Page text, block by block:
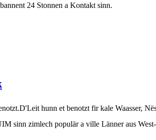
24 Stonnen a Kontakt sinn.
hunn et benotzt fir kale Waasser,
sinn zimlech populär a ville Länner aus